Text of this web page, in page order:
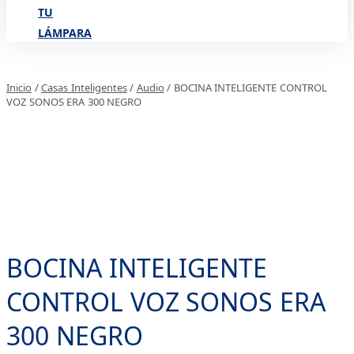
TU
LÁMPARA
Inicio /Casas Inteligentes/ Audio / BOCINA INTELIGENTE CONTROL
VOZ SONOS ERA 300 NEGRO
BOCINA INTELIGENTE
CONTROL VOZ SONOS ERA
300 NEGRO